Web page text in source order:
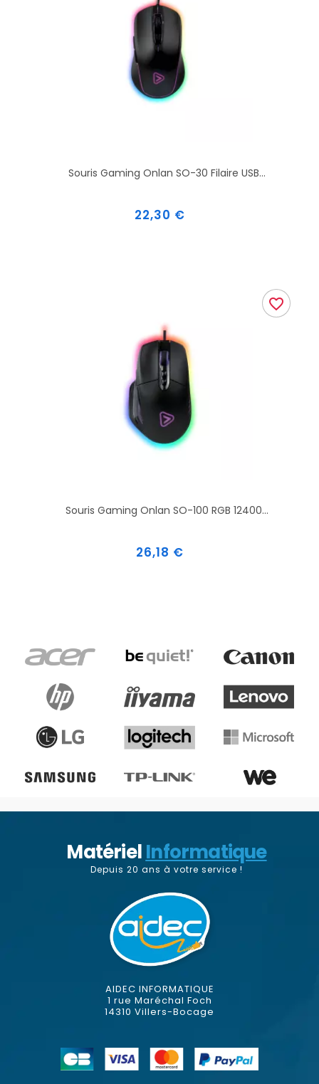
Souris Gaming Onlan SO-30 Filaire USB...
Prix
22,30 €
Souris Gaming Onlan SO-100 RGB 12400...
Prix
26,18 €
favorite_border
MatérielInformatique
Depuis 20 ans à votre service !
AIDEC INFORMATIQUE
1 rue Maréchal Foch
14310 Villers-Bocage